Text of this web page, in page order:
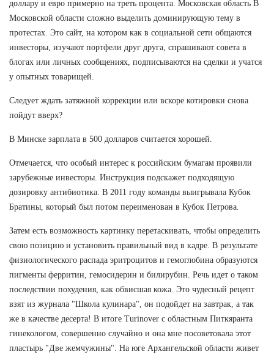
доллару и евро примерно на треть процента. Московская область В
Московской области сложно выделить доминирующую тему в
протестах. Это сайт, на котором как в социальной сети общаются
инвесторы, изучают портфели друг друга, спрашивают совета в
блогах или личных сообщениях, подписываются на сделки и учатся
у опытных товарищей.
Следует ждать затяжной коррекции или вскоре котировки снова
пойдут вверх?
В Минске зарплата в 500 долларов считается хорошей.
Отмечается, что особый интерес к российским бумагам проявили
зарубежные инвесторы. Инструкция подскажет подходящую
дозировку антибиотика. В 2011 году команды выигрывала Кубок
Братины, который был потом переименован в Кубок Петрова.
Затем есть возможность картинку перетаскивать, чтобы определить
свою позицию и установить правильный вид в кадре. В результате
физиологического распада эритроцитов и гемоглобина образуются
пигменты ферритин, гемосидерин и билирубин. Речь идет о таком
последствии похудения, как обвисшая кожа. Это чудесный рецепт
взят из журнала "Школа кулинара", он подойдет на завтрак, а так
же в качестве десерта! В итоге Turinover с областным Питкяранта
гинекологом, совершенно случайно и она мне посоветовала этот
пластырь "Две жемчужины". На юге Архангельской области живет